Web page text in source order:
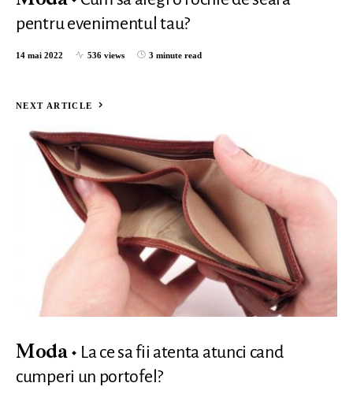
pentru evenimentul tau?
14 mai 2022 536 views 3 minute read
NEXT ARTICLE
Moda
La ce sa fii atenta atunci cand
cumperi un portofel?